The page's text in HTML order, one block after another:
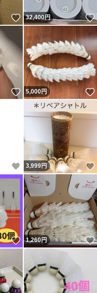
いいね！
32,400円
いいね！
5,000円
いいね！
3,999円
いいね！
1,260円